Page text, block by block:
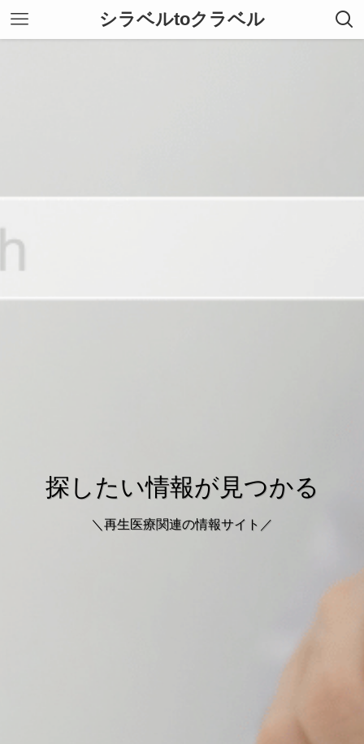
シラベルtoクラベル
探したい情報が見つかる
＼再生医療関連の情報サイト／
再生医療の情報サイト【医療
関係者向け】
探したい情報が見つかる
＼再生医療関連の情報サイト／